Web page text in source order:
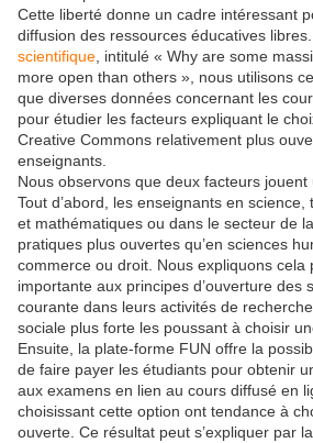
Cette liberté donne un cadre intéressant
diffusion des ressources éducatives
scientifique , intitulé « Why are some
more open than others », nous utilisons
que diverses données concernant les
pour étudier les facteurs expliquant le
Creative Commons relativement plus
enseignants.
Nous observons que deux facteurs jouent
Tout d’abord, les enseignants en
et mathématiques ou dans le secteur de
pratiques plus ouvertes qu’en sciences
commerce ou droit. Nous expliquons cela
importante aux principes d’ouverture des
courante dans leurs activités de
sociale plus forte les poussant à choisir
Ensuite, la plate-forme FUN offre la
de faire payer les étudiants pour obtenir
aux examens en lien au cours diffusé en
choisissant cette option ont tendance à
ouverte. Ce résultat peut s’expliquer par